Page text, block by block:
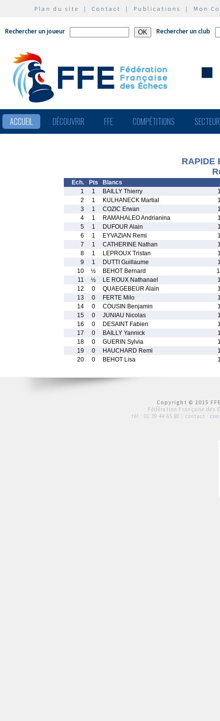
Plan du site | Contact | Publications | Mon
Rechercher un joueur Rechercher un club
ACCUEIL DÉCOUVRIR FFE COMPÉTITIONS
RAPIDE
Ech. Pts
Blancs
1
1 BAILLY Thierry
2
1 KULHANECK Martial
3
1 COZIC Erwan
4
1 RAMAHALEO Andrianina
5
1 DUFOUR Alain
6
1 EYVAZIAN Remi
7
1 CATHERINE Nathan
8
1 LEPROUX Tristan
9
1 DUTTI Guillaume
10
½ BEHOT Bernard
11
½ LE ROUX Nathanael
12
0 QUAEGEBEUR Alain
13
0 FERTE Milo
14
0 COUSIN Benjamin
15
0 JUNIAU Nicolas
16
0 DESAINT Fabien
17
0 BAILLY Yannick
18
0 GUERIN Sylvia
19
0 HAUCHARD Remi
20
0 BEHOT Lisa
Copyright © 2015
Fédération Française des
tél : 01 39 44 65 80 | contact :